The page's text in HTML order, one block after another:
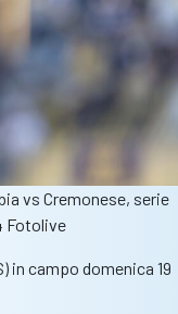
vs Cremonese, serie
Fotolive
in campo domenica 19